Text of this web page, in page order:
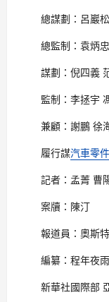
總謀劃：呂巖松
總監制：袁炳忠
謀劃：倪四義
監制：李拯宇
兼顧：謝鵬 徐
履行謀汽車零
記者：孟菁 曹
案牘：陳汀
報道員：奧斯
編纂：程年夜
新華社國際部